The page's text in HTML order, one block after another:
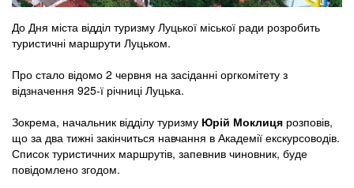
До Дня міста відділ туризму Луцької міської ради розробить
туристичні маршрути Луцьком.
Про стало відомо 2 червня на засіданні оргкомітету з
відзначення 925-ї річниці Луцька.
Зокрема, начальник відділу туризму Юрій Моклиця розповів,
що за два тижні закінчиться навчання в Академії екскурсоводів.
Список туристичних маршрутів, запевнив чиновник, буде
повідомлено згодом.